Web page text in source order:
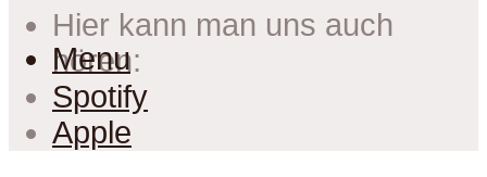
Menu
Hier kann man uns auch
hören:
Spotify
Apple